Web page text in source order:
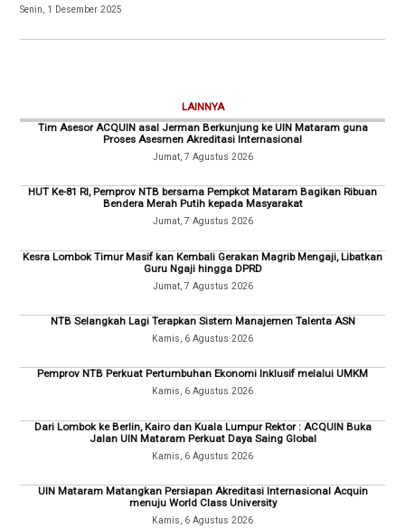
Senin, 1 Desember 2025
LAINNYA
Tim Asesor ACQUIN asal Jerman Berkunjung ke UIN Mataram guna
Proses Asesmen Akreditasi Internasional
Jumat, 7 Agustus 2026
HUT Ke-81 RI, Pemprov NTB bersama Pempkot Mataram Bagikan Ribuan
Bendera Merah Putih kepada Masyarakat
Jumat, 7 Agustus 2026
Kesra Lombok Timur Masif kan Kembali Gerakan Magrib Mengaji, Libatkan
Guru Ngaji hingga DPRD
Jumat, 7 Agustus 2026
NTB Selangkah Lagi Terapkan Sistem Manajemen Talenta ASN
Kamis, 6 Agustus 2026
Pemprov NTB Perkuat Pertumbuhan Ekonomi Inklusif melalui UMKM
Kamis, 6 Agustus 2026
Dari Lombok ke Berlin, Kairo dan Kuala Lumpur Rektor : ACQUIN Buka
Jalan UIN Mataram Perkuat Daya Saing Global
Kamis, 6 Agustus 2026
UIN Mataram Matangkan Persiapan Akreditasi Internasional Acquin
menuju World Class University
Kamis, 6 Agustus 2026